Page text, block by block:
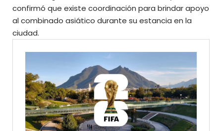
confirmó que existe coordinación para brindar apoyo
al combinado asiático durante su estancia en la
ciudad.